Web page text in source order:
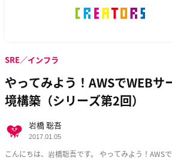
やってみよう！AWSでWEBサ
境構築（シリーズ第2回）
こんにちは、岩橋聡吾です。 やってみよう！AWS
SRE／インフラ
岩橋 聡吾
2017.01.05